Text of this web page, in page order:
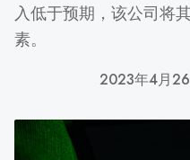
入低于预期，该公司将
素。
2023年4月